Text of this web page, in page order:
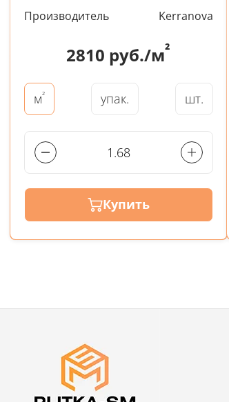
Производитель
Kerranova
2810 руб./м²
м² упак. шт.
Купить